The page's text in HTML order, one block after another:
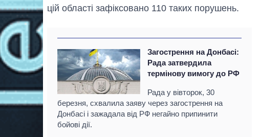
цій області зафіксовано 110 таких порушень.
Загострення на Донбасі:
Рада затвердила
термінову вимогу до РФ
Рада у вівторок, 30
березня, схвалила заяву через загострення на
Донбасі і зажадала від РФ негайно припинити
бойові дії.